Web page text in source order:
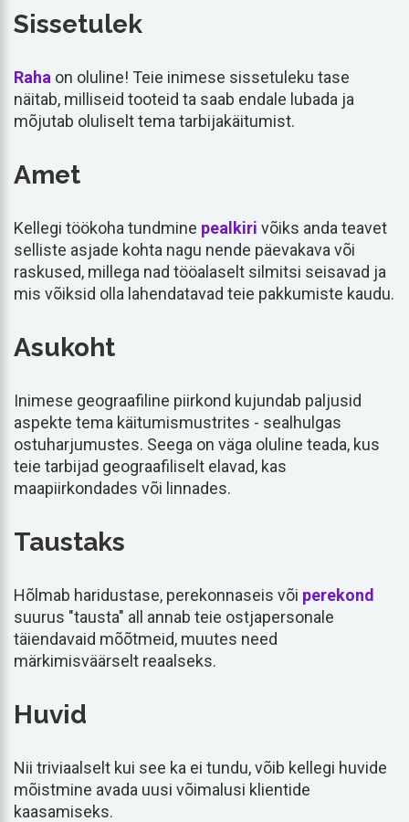
Sissetulek
Raha on oluline! Teie inimese sissetuleku tase
näitab, milliseid tooteid ta saab endale lubada ja
mõjutab oluliselt tema tarbijakäitumist.
Amet
Kellegi töökoha tundmine pealkiri võiks anda teavet
selliste asjade kohta nagu nende päevakava või
raskused, millega nad tööalaselt silmitsi seisavad ja
mis võiksid olla lahendatavad teie pakkumiste kaudu.
Asukoht
Inimese geograafiline piirkond kujundab paljusid
aspekte tema käitumismustrites - sealhulgas
ostuharjumustes. Seega on väga oluline teada, kus
teie tarbijad geograafiliselt elavad, kas
maapiirkondades või linnades.
Taustaks
Hõlmab haridustase, perekonnaseis või perekond
suurus "tausta" all annab teie ostjapersonale
täiendavaid mõõtmeid, muutes need
märkimisväärselt reaalseks.
Huvid
Nii triviaalselt kui see ka ei tundu, võib kellegi huvide
mõistmine avada uusi võimalusi klientide
kaasamiseks.